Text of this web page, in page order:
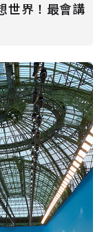
世界！最會講